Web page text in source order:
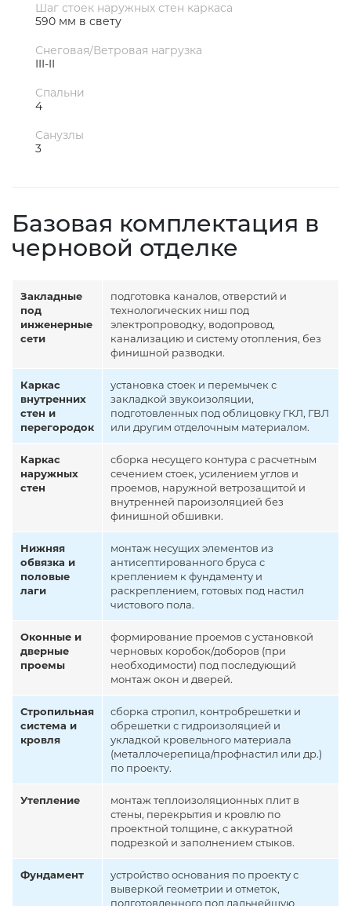
Шаг стоек наружных стен каркаса
590 мм в свету
Снеговая/Ветровая нагрузка
III-II
Спальни
4
Санузлы
3
Базовая комплектация в
черновой отделке
Закладные
под
инженерные
сети
подготовка каналов, отверстий и
технологических ниш под
электропроводку, водопровод,
канализацию и систему отопления, без
финишной разводки.
Каркас
внутренних
стен и
перегородок
установка стоек и перемычек с
закладкой звукоизоляции,
подготовленных под облицовку ГКЛ, ГВЛ
или другим отделочным материалом.
Каркас
наружных
стен
сборка несущего контура с расчетным
сечением стоек, усилением углов и
проемов, наружной ветрозащитой и
внутренней пароизоляцией без
финишной обшивки.
Нижняя
обвязка и
половые
лаги
монтаж несущих элементов из
антисептированного бруса с
креплением к фундаменту и
раскреплением, готовых под настил
чистового пола.
Оконные и
дверные
проемы
формирование проемов с установкой
черновых коробок/доборов (при
необходимости) под последующий
монтаж окон и дверей.
Стропильная
система и
кровля
сборка стропил, контробрешетки и
обрешетки с гидроизоляцией и
укладкой кровельного материала
(металлочерепица/профнастил или др.)
по проекту.
Утепление
монтаж теплоизоляционных плит в
стены, перекрытия и кровлю по
проектной толщине, с аккуратной
подрезкой и заполнением стыков.
Фундамент
устройство основания по проекту с
выверкой геометрии и отметок,
подготовленного под дальнейшую